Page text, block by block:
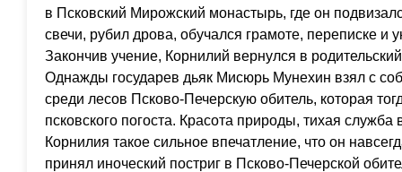
в Псковский Мирожский монастырь, где он
свечи, рубил дрова, обучался грамоте, переписке и
Закончив учение, Корнилий вернулся в
Однажды государев дьяк Мисюрь Мунехин взял с
среди лесов Псково-Печерскую обитель, которая
псковского погоста. Красота природы, тихая
Корнилия такое сильное впечатление, что он
принял иноческий постриг в Псково-Печерской